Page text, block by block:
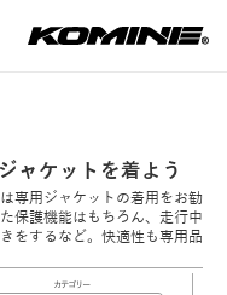
ャケットを着よう
専用ジャケットの着用をお勧
保護機能はもちろん、走行中
をするなど。快適性も専用品
カテゴリー